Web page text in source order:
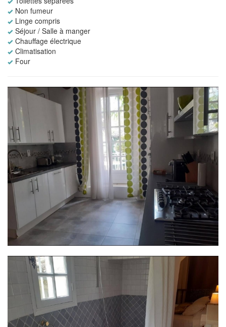
Non fumeur
Linge compris
Séjour / Salle à manger
Chauffage électrique
Climatisation
Four